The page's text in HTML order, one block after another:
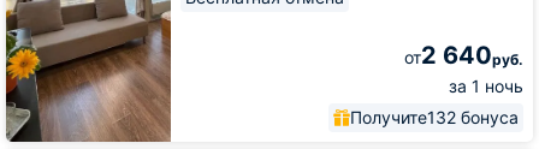
от2 640руб.
за 1 ночь
Получите132 бонуса